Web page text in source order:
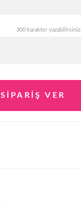
300 karakter yazabilirsiniz.